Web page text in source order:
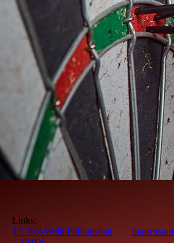
Links:
TC Rot-Weiß Philippsthal
Impressum